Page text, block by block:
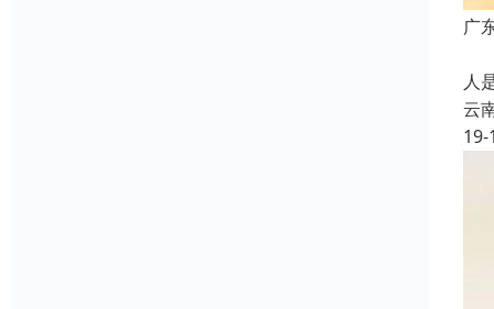
广
人
云
19-